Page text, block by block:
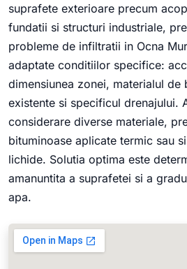
suprafete exterioare precum
fundatii si structuri industriale,
probleme de infiltratii in Ocna
adaptate conditiilor specifice:
dimensiunea zonei, materialul de
existente si specificul drenajului.
considerare diverse materiale,
bituminoase aplicate termic sau
lichide. Solutia optima este
amanuntita a suprafetei si a
apa.